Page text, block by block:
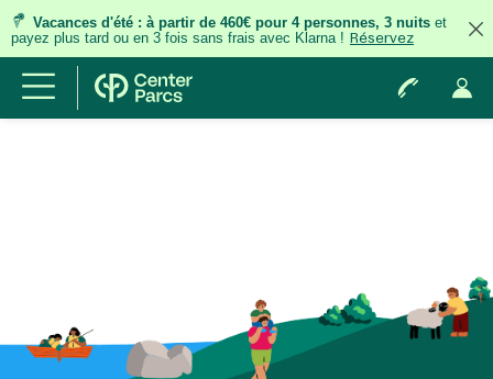
Vacances d'été : à partir de 460€ pour 4 personnes, 3 nuits et
payez plus tard ou en 3 fois sans frais avec Klarna ! Réservez